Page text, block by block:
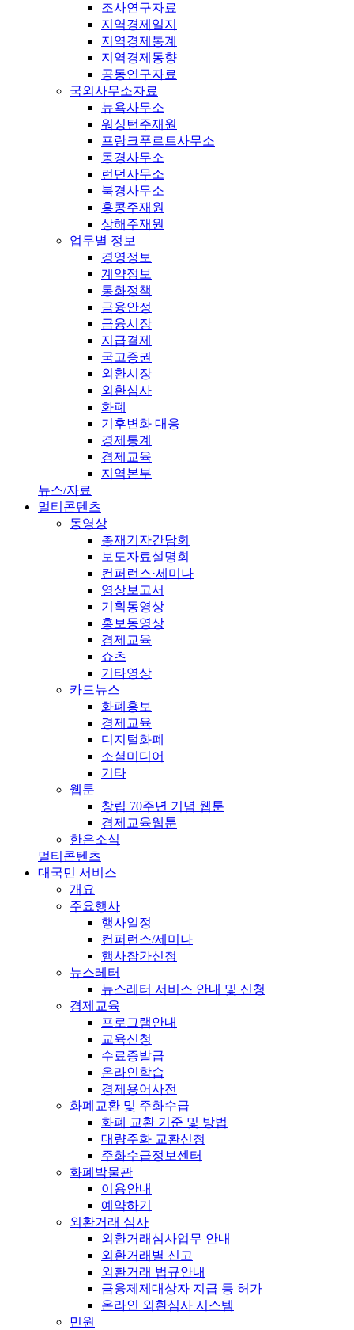
조사연구자료
지역경제일지
지역경제통계
지역경제동향
공동연구자료
국외사무소자료
뉴욕사무소
워싱턴주재원
프랑크푸르트사무소
동경사무소
런던사무소
북경사무소
홍콩주재원
상해주재원
업무별 정보
경영정보
계약정보
통화정책
금융안정
금융시장
지급결제
국고증권
외환시장
외환심사
화폐
기후변화 대응
경제통계
경제교육
지역본부
뉴스/자료
멀티콘텐츠
동영상
총재기자간담회
보도자료설명회
컨퍼런스·세미나
영상보고서
기획동영상
홍보동영상
경제교육
쇼츠
기타영상
카드뉴스
화폐홍보
경제교육
디지털화폐
소셜미디어
기타
웹툰
창립 70주년 기념 웹툰
경제교육웹툰
한은소식
멀티콘텐츠
대국민 서비스
개요
주요행사
행사일정
컨퍼런스/세미나
행사참가신청
뉴스레터
뉴스레터 서비스 안내 및 신청
경제교육
프로그램안내
교육신청
수료증발급
온라인학습
경제용어사전
화폐교환 및 주화수급
화폐 교환 기준 및 방법
대량주화 교환신청
주화수급정보센터
화폐박물관
이용안내
예약하기
외환거래 심사
외환거래심사업무 안내
외환거래별 신고
외환거래 법규안내
금융제제대상자 지급 등 허가
온라인 외환심사 시스템
민원